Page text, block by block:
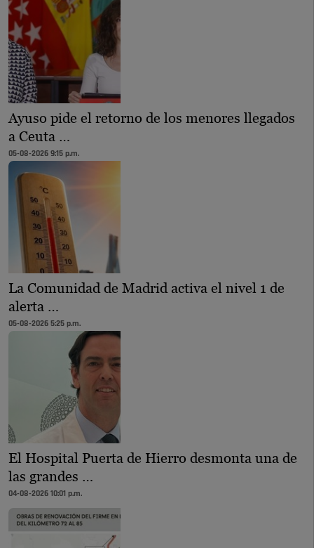
Ayuso pide el retorno de los menores llegados
a Ceuta …
05-08-2026 9:15 p.m.
La Comunidad de Madrid activa el nivel 1 de
alerta …
05-08-2026 5:25 p.m.
El Hospital Puerta de Hierro desmonta una de
las grandes …
04-08-2026 10:01 p.m.